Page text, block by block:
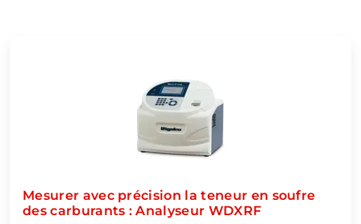
Mesurer avec précision la teneur en soufre
des carburants : Analyseur WDXRF